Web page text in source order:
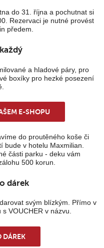
do 31. října a pochutnat si
Rezervaci je nutné provést
předem.
a hladové páry, pro
boxíky pro hezké posezení
E-SHOPU
do proutěného koše či
bude v hotelu Maxmilian.
části parku - deku vám
500 korun.
dárek
svým blízkým. Přímo v
VOUCHER v názvu.
DÁREK